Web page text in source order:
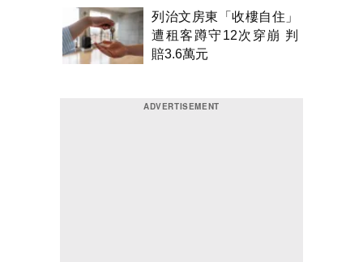
列治文房東「收樓自住」
遭租客蹲守12次穿崩 判
賠3.6萬元